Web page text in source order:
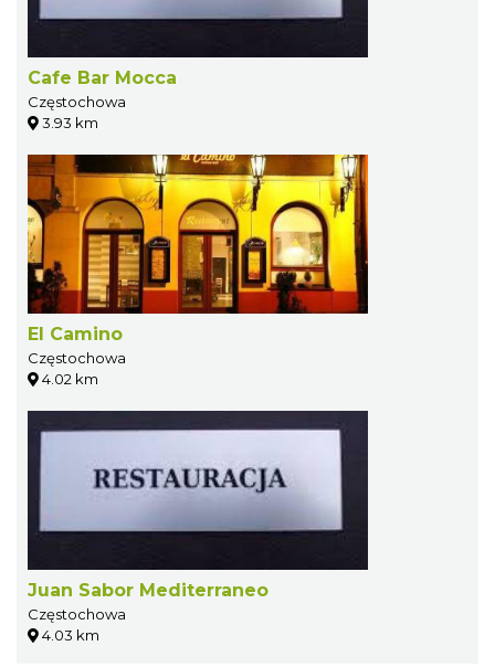
Cafe Bar Mocca
Częstochowa
3.93 km
El Camino
Częstochowa
4.02 km
Juan Sabor Mediterraneo
Częstochowa
4.03 km